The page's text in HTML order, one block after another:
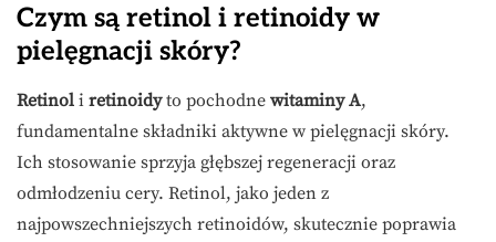
Czym są retinol i retinoidy w
pielęgnacji skóry?
Retinol i retinoidyto pochodne witaminy A,
fundamentalne składniki aktywne w pielęgnacji skóry.
Ich stosowanie sprzyja głębszej regeneracji oraz
odmłodzeniu cery. Retinol, jako jeden z
najpowszechniejszych retinoidów, skutecznie poprawia